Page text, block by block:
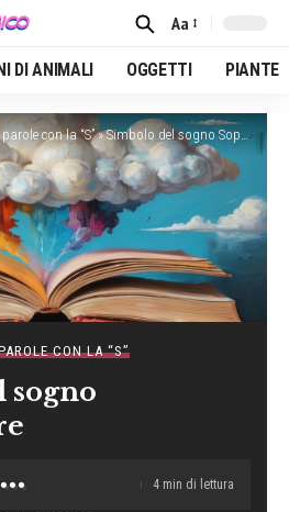
Font
Resizer
Aa
DI ANIMALI OGGETTI PIANTE
con la “S”»Simbolo del sogno Sopravvivere
CON LA “S”
sogno
4 min di lettura